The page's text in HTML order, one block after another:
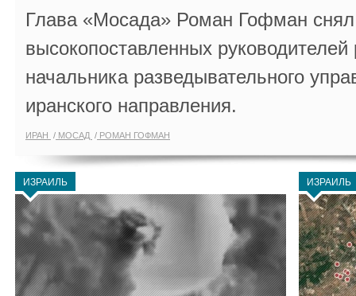
Глава «Мосада» Роман Гофман снял
высокопоставленных
начальника разведывательного
иранского направления.
ИРАН МОСАД РОМАН ГОФМАН
ИЗРАИЛЬ ИЗРАИЛЬ